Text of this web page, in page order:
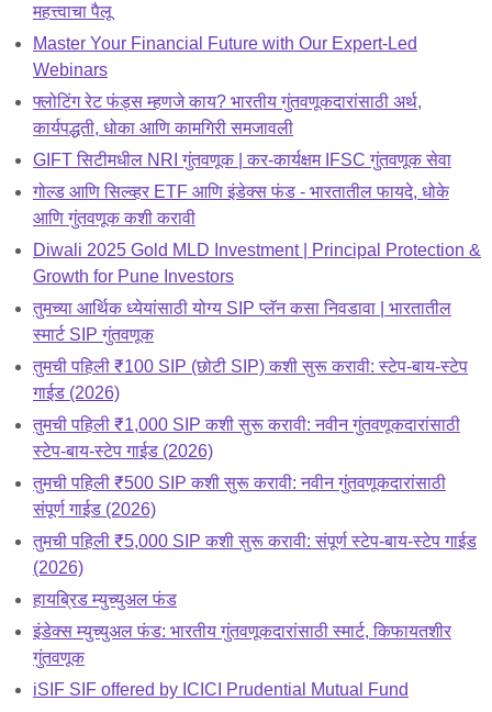
महत्त्वाचा पैलू
Master Your Financial Future with Our Expert-Led
Webinars
फ्लोटिंग रेट फंड्स म्हणजे काय? भारतीय गुंतवणूकदारांसाठी अर्थ,
कार्यपद्धती, धोका आणि कामगिरी समजावली
GIFT सिटीमधील NRI गुंतवणूक | कर-कार्यक्षम IFSC गुंतवणूक सेवा
गोल्ड आणि सिल्व्हर ETF आणि इंडेक्स फंड - भारतातील फायदे, धोके
आणि गुंतवणूक कशी करावी
Diwali 2025 Gold MLD Investment | Principal Protection &
Growth for Pune Investors
तुमच्या आर्थिक ध्येयांसाठी योग्य SIP प्लॅन कसा निवडावा | भारतातील
स्मार्ट SIP गुंतवणूक
तुमची पहिली ₹100 SIP (छोटी SIP) कशी सुरू करावी: स्टेप-बाय-स्टेप
गाईड (2026)
तुमची पहिली ₹1,000 SIP कशी सुरू करावी: नवीन गुंतवणूकदारांसाठी
स्टेप-बाय-स्टेप गाईड (2026)
तुमची पहिली ₹500 SIP कशी सुरू करावी: नवीन गुंतवणूकदारांसाठी
संपूर्ण गाईड (2026)
तुमची पहिली ₹5,000 SIP कशी सुरू करावी: संपूर्ण स्टेप-बाय-स्टेप गाईड
(2026)
हायब्रिड म्युच्युअल फंड
इंडेक्स म्युच्युअल फंड: भारतीय गुंतवणूकदारांसाठी स्मार्ट, किफायतशीर
गुंतवणूक
iSIF SIF offered by ICICI Prudential Mutual Fund